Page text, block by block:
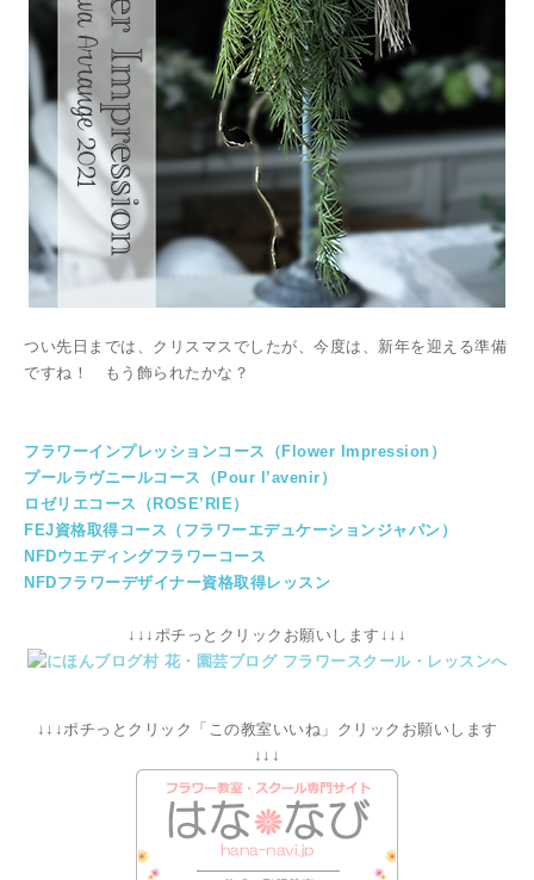
つい先日までは、クリスマスでしたが、今度は、新年を迎える準備
ですね！ もう飾られたかな？
フラワーインプレッションコース（Flower Impression）
プールラヴニールコース（Pour l’avenir）
ロゼリエコース（ROSE’RIE）
FEJ資格取得コース（フラワーエデュケーションジャパン）
NFDウエディングフラワーコース
NFDフラワーデザイナー資格取得レッスン
↓↓↓ポチっとクリックお願いします↓↓↓
↓↓↓ポチっとクリック「この教室いいね」クリックお願いします
↓↓↓